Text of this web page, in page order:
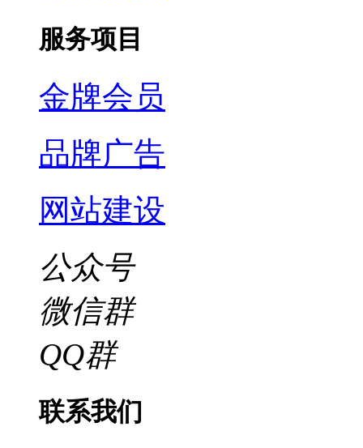
服务项目
金牌会员
品牌广告
网站建设
公众号
微信群
QQ群
联系我们